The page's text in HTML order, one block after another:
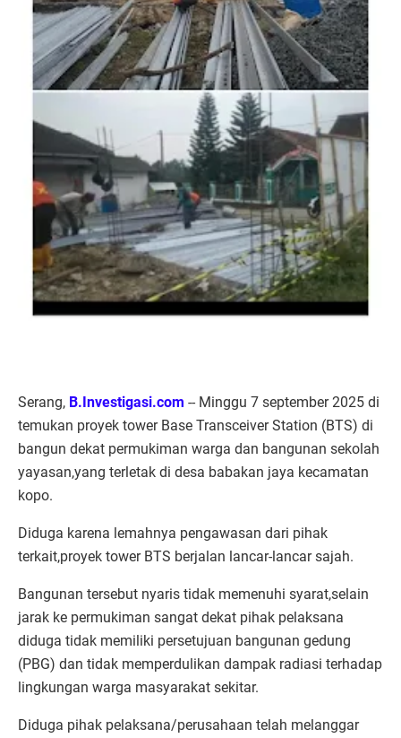
Serang, B.Investigasi.com -- Minggu 7 september 2025 di
temukan proyek tower Base Transceiver Station (BTS) di
bangun dekat permukiman warga dan bangunan sekolah
yayasan,yang terletak di desa babakan jaya kecamatan
kopo.
Diduga karena lemahnya pengawasan dari pihak
terkait,proyek tower BTS berjalan lancar-lancar sajah.
Bangunan tersebut nyaris tidak memenuhi syarat,selain
jarak ke permukiman sangat dekat pihak pelaksana
diduga tidak memiliki persetujuan bangunan gedung
(PBG) dan tidak memperdulikan dampak radiasi terhadap
lingkungan warga masyarakat sekitar.
Diduga pihak pelaksana/perusahaan telah melanggar